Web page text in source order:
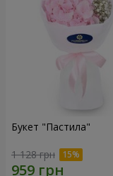
Букет "Пастила"
1 128 грн